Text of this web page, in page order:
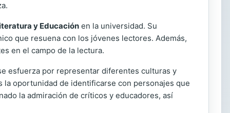
y Educación en la universidad. Su
que resuena con los jóvenes lectores. Además,
en el campo de la lectura.
esfuerza por representar diferentes culturas y
oportunidad de identificarse con personajes que
la admiración de críticos y educadores, así